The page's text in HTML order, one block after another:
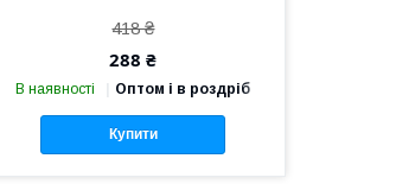
418 ₴
288 ₴
В наявності Оптом і в роздріб
Купити